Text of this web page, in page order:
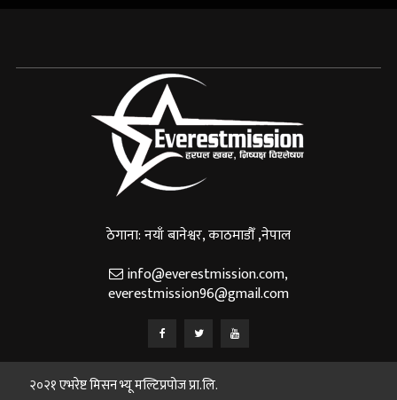
ठेगाना: नयाँ बानेश्वर, काठमाडौँ ,नेपाल
info@everestmission.com,
everestmission96@gmail.com
२०२१ एभरेष्ट मिसन भ्यू मल्टिप्रपोज प्रा.लि.